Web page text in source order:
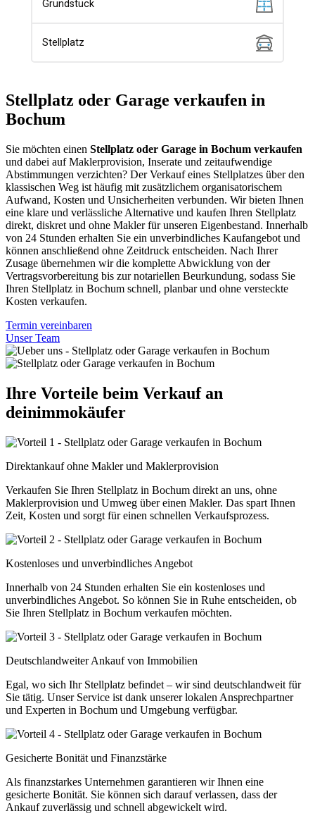
Stellplatz oder Garage verkaufen in
Bochum
Sie möchten einen Stellplatz oder Garage in Bochum verkaufen
und dabei auf Maklerprovision, Inserate und zeitaufwendige
Abstimmungen verzichten? Der Verkauf eines Stellplatzes über den
klassischen Weg ist häufig mit zusätzlichem organisatorischem
Aufwand, Kosten und Unsicherheiten verbunden. Wir bieten Ihnen
eine klare und verlässliche Alternative und kaufen Ihren Stellplatz
direkt, diskret und ohne Makler für unseren Eigenbestand. Innerhalb
von 24 Stunden erhalten Sie ein unverbindliches Kaufangebot und
können anschließend ohne Zeitdruck entscheiden. Nach Ihrer
Zusage übernehmen wir die komplette Abwicklung von der
Vertragsvorbereitung bis zur notariellen Beurkundung, sodass Sie
Ihren Stellplatz in Bochum schnell, planbar und ohne versteckte
Kosten verkaufen.
Termin vereinbaren
Unser Team
Ihre Vorteile beim Verkauf an
deinimmokäufer
Direktankauf ohne Makler und Maklerprovision
Verkaufen Sie Ihren Stellplatz in Bochum direkt an uns, ohne
Maklerprovision und Umweg über einen Makler. Das spart Ihnen
Zeit, Kosten und sorgt für einen schnellen Verkaufsprozess.
Kostenloses und unverbindliches Angebot
Innerhalb von 24 Stunden erhalten Sie ein kostenloses und
unverbindliches Angebot. So können Sie in Ruhe entscheiden, ob
Sie Ihren Stellplatz in Bochum verkaufen möchten.
Deutschlandweiter Ankauf von Immobilien
Egal, wo sich Ihr Stellplatz befindet – wir sind deutschlandweit für
Sie tätig. Unser Service ist dank unserer lokalen Ansprechpartner
und Experten in Bochum und Umgebung verfügbar.
Gesicherte Bonität und Finanzstärke
Als finanzstarkes Unternehmen garantieren wir Ihnen eine
gesicherte Bonität. Sie können sich darauf verlassen, dass der
Ankauf zuverlässig und schnell abgewickelt wird.